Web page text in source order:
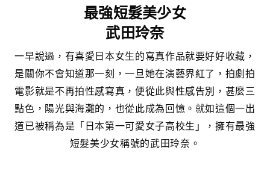
最強短髮美少女
武田玲奈
一早說過，有喜愛日本女生的寫真作品就要好好收藏，
是關你不會知道那一刻，一旦她在演藝界紅了，拍劇拍
電影就是不再拍性感寫真，便從此與性感告別，甚麼三
點色，陽光與海灘的，也從此成為回憶。就如這個一出
道已被稱為是「日本第一可愛女子高校生」，擁有最強
短髮美少女稱號的武田玲奈。